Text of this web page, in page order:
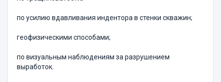
по усилию вдавливания индентора в стенки скважин;
геофизическими способами;
по визуальным наблюдениям за разрушением
выработок.